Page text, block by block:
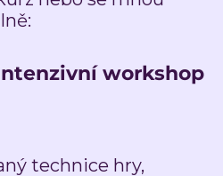
workshop
technice hry,